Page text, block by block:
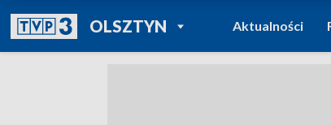
OLSZTYNPOWRÓT DO
TVP REGIONY
Aktualności